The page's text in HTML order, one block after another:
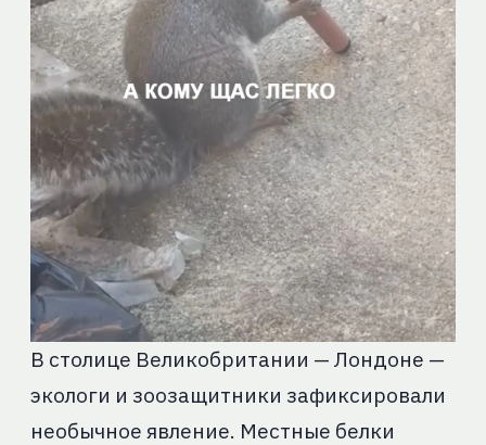
В столице Великобритании — Лондоне —
экологи и зоозащитники зафиксировали
необычное явление. Местные белки